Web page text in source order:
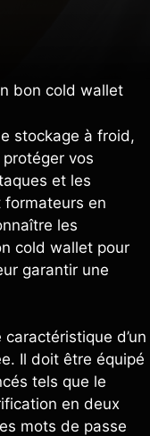
bon cold wallet
stockage à froid,
vos
et les
formateurs en
les
cold wallet pour
garantir une
d’un
Il doit être équipé
tels que le
en deux
mots de passe